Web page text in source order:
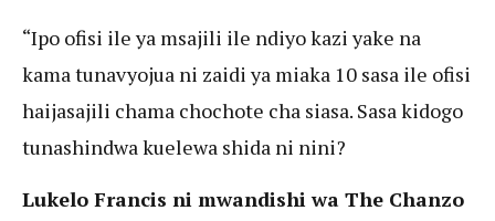
“Ipo ofisi ile ya msajili ile ndiyo kazi yake na
kama tunavyojua ni zaidi ya miaka 10 sasa ile ofisi
haijasajili chama chochote cha siasa. Sasa kidogo
tunashindwa kuelewa shida ni nini?
Lukelo Francis ni mwandishi wa The Chanzo